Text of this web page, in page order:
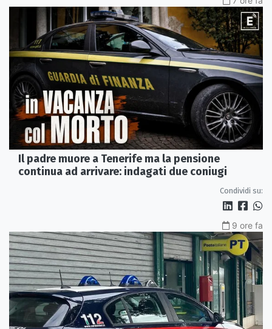
Il padre muore a Tenerife ma la pensione
continua ad arrivare: indagati due coniugi
Condividi su:
9 ore fa